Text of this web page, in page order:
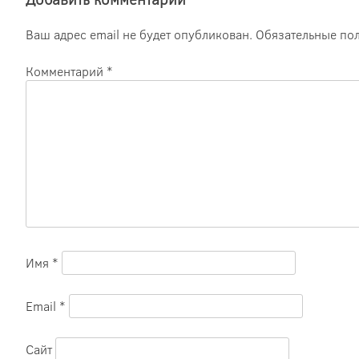
Ваш адрес email не будет опубликован. Обязательные
Комментарий *
Имя *
Email *
Сайт